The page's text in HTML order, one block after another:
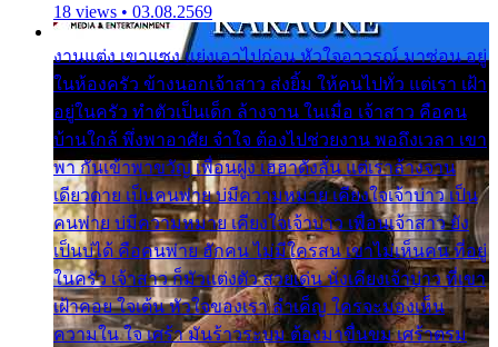
18 views • 03.08.2569
งานแต่ง เขาแซง แย่งเอาไปก่อน หัวใจอาวรณ์ มาซ่อน อยู่
ในห้องครัว ข้างนอกเจ้าสาว ส่งยิ้ม ให้คนไปทั่ว แต่เรา เฝ้า
อยู่ในครัว ทำตัวเป็นเด็ก ล้างจาน ในเมื่อ เจ้าสาว คือคน
บ้านใกล้ พึ่งพาอาศัย จำใจ ต้องไปช่วยงาน พอถึงเวลา เขา
พา กันเข้าพาขวัญ เพื่อนฝูง เฮฮาดังลั่น แต่เราล้างจาน
เดียวดาย เป็นคนพ่าย บ่มีความหมาย เคียงใจเจ้าบ่าว เป็น
คนพ่าย บ่มีความหมาย เคียงใจเจ้าบ่าว เพื่อนเจ้าสาว ยัง
เป็นบ่ได้ คือคนพ่าย ฮักคน ไม่มีใครสน เขาไม่เห็นคน ที่อยู่
ในครัว เจ้าสาว ก็มัวแต่งตัว สวยเด่น นั่งเคียงเจ้าบ่าว ที่เขา
เฝ้าคอย ใจเต้น หัวใจของเรา ลำเค็ญ ใครจะมองเห็น
ความใน ใจ เศร้า มันร้าวระบม ต้องมาขื่นขม เศร้าตรม